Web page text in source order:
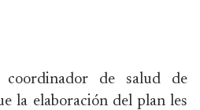
coordinador de salud de
la elaboración del plan les